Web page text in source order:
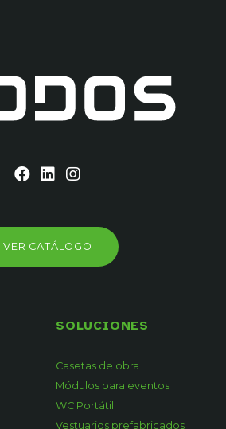
VER CATÁLOGO
SOLUCIONES
Casetas de obra
Módulos para eventos
WC Portátil
Vestuarios prefabricados